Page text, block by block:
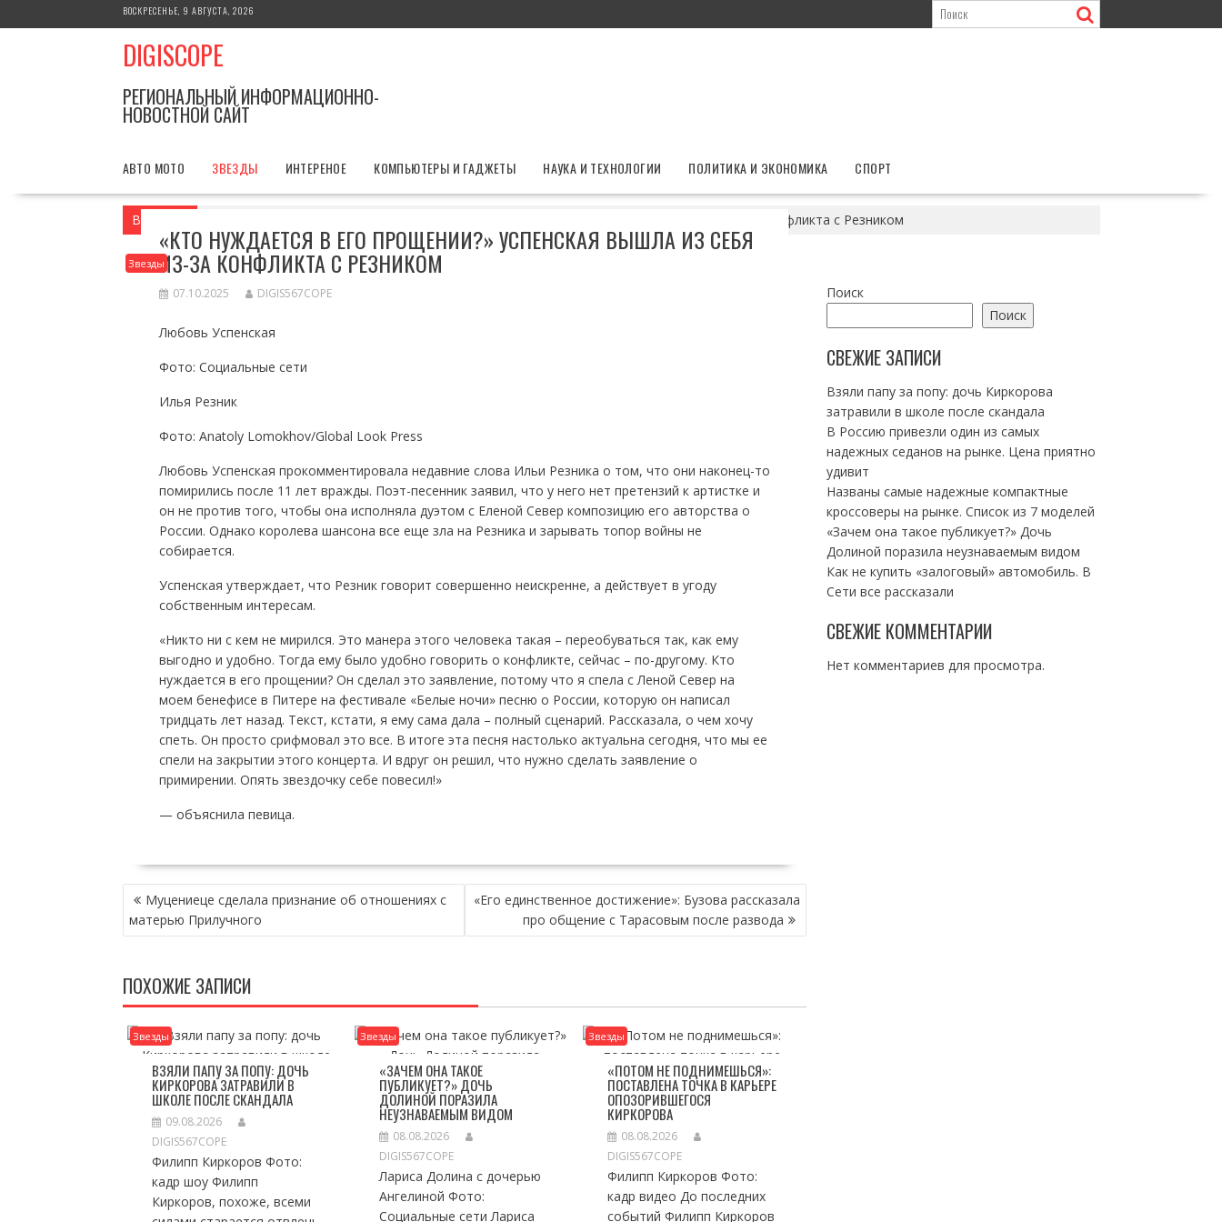
к
ВОСКРЕСЕНЬЕ, 9 АВГУСТА, 2026
DIGISCOPE
РЕГИОНАЛЬНЫЙ ИНФОРМАЦИОННО-
НОВОСТНОЙ САЙТ
АВТО МОТО ЗВЕЗДЫ ИНТЕРЕНОЕ КОМПЬЮТЕРЫ И ГАДЖЕТЫ НАУКА И ТЕХНОЛОГИИ ПОЛИТИКА И ЭКОНОМИКА СПОРТ
Вы здесь «Кто нуждается в его прощении?» Успенская вышла из себя из-за конфликта с Резником
Звезды
«КТО НУЖДАЕТСЯ В ЕГО ПРОЩЕНИИ?» УСПЕНСКАЯ ВЫШЛА ИЗ СЕБЯ
ИЗ-ЗА КОНФЛИКТА С РЕЗНИКОМ
07.10.2025 DIGIS567COPE
Любовь Успенская
Фото: Социальные сети
Илья Резник
Фото: Anatoly Lomokhov/Global Look Press
Любовь Успенская прокомментировала недавние слова Ильи Резника о том, что они наконец-то
помирились после 11 лет вражды. Поэт-песенник заявил, что у него нет претензий к артистке и
он не против того, чтобы она исполняла дуэтом с Еленой Север композицию его авторства о
России. Однако королева шансона все еще зла на Резника и зарывать топор войны не
собирается.
Успенская утверждает, что Резник говорит совершенно неискренне, а действует в угоду
собственным интересам.
«Никто ни с кем не мирился. Это манера этого человека такая – переобуваться так, как ему
выгодно и удобно. Тогда ему было удобно говорить о конфликте, сейчас – по-другому. Кто
нуждается в его прощении? Он сделал это заявление, потому что я спела с Леной Север на
моем бенефисе в Питере на фестивале «Белые ночи» песню о России, которую он написал
тридцать лет назад. Текст, кстати, я ему сама дала – полный сценарий. Рассказала, о чем хочу
спеть. Он просто срифмовал это все. В итоге эта песня настолько актуальна сегодня, что мы ее
спели на закрытии этого концерта. И вдруг он решил, что нужно сделать заявление о
примирении. Опять звездочку себе повесил!»
— объяснила певица.
НАВИГАЦИЯ
ПО
ЗАПИСЯМ
Муцениеце сделала признание об отношениях с
матерью Прилучного
«Его единственное достижение»: Бузова рассказала
про общение с Тарасовым после развода
ПОХОЖИЕ ЗАПИСИ
Звезды
ВЗЯЛИ ПАПУ ЗА ПОПУ: ДОЧЬ
КИРКОРОВА ЗАТРАВИЛИ В
ШКОЛЕ ПОСЛЕ СКАНДАЛА
09.08.2026
DIGIS567COPE
Филипп Киркоров Фото:
кадр шоу Филипп
Киркоров, похоже, всеми
Звезды
«ЗАЧЕМ ОНА ТАКОЕ
ПУБЛИКУЕТ?» ДОЧЬ
ДОЛИНОЙ ПОРАЗИЛА
НЕУЗНАВАЕМЫМ ВИДОМ
08.08.2026
DIGIS567COPE
Лариса Долина с дочерью
Ангелиной Фото:
Социальные сети Лариса
Звезды
«ПОТОМ НЕ ПОДНИМЕШЬСЯ»:
ПОСТАВЛЕНА ТОЧКА В КАРЬЕРЕ
ОПОЗОРИВШЕГОСЯ
КИРКОРОВА
08.08.2026
DIGIS567COPE
Филипп Киркоров Фото:
кадр видео До последних
событий Филипп Киркоров
Поиск
Поиск
СВЕЖИЕ ЗАПИСИ
Взяли папу за попу: дочь Киркорова
затравили в школе после скандала
В Россию привезли один из самых
надежных седанов на рынке. Цена приятно
удивит
Названы самые надежные компактные
кроссоверы на рынке. Список из 7 моделей
«Зачем она такое публикует?» Дочь
Долиной поразила неузнаваемым видом
Как не купить «залоговый» автомобиль. В
Сети все рассказали
СВЕЖИЕ КОММЕНТАРИИ
Нет комментариев для просмотра.